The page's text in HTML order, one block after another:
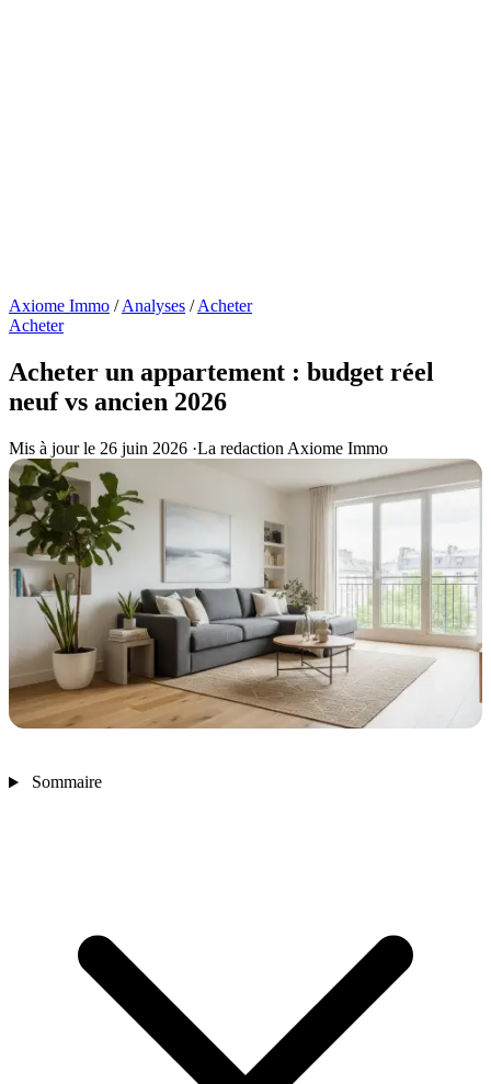
Axiome Immo / Analyses / Acheter
Acheter
Acheter un appartement : budget réel
neuf vs ancien 2026
Mis à jour le 26 juin 2026 ·La redaction Axiome Immo
Sommaire